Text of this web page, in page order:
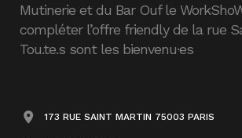
Mutinerie et du Bar Ouf le
compléter l’offre friendly de la rue
Tou.te.s sont les bienvenu·es
173 RUE SAINT MARTIN 75003 PARIS